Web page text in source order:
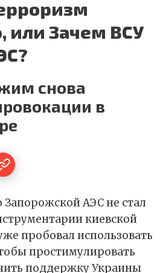
или Зачем ВСУ
снова
в
АЭС не стал
киевской
пробовал использовать
простимулировать
поддержку Украины